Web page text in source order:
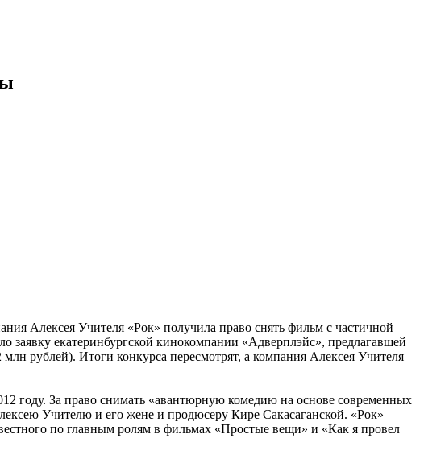
Алексея Учителя «Рок» получила право снять фильм с частичной
екатеринбургской кинокомпании «Адверплэйс», предлагавшей
рублей). Итоги конкурса пересмотрят, а компания Алексея Учителя
году. За право снимать «авантюрную комедию на основе современных
Учителю и его жене и продюсеру Кире Сакасаганской. «Рок»
по главным ролям в фильмах «Простые вещи» и «Как я провел